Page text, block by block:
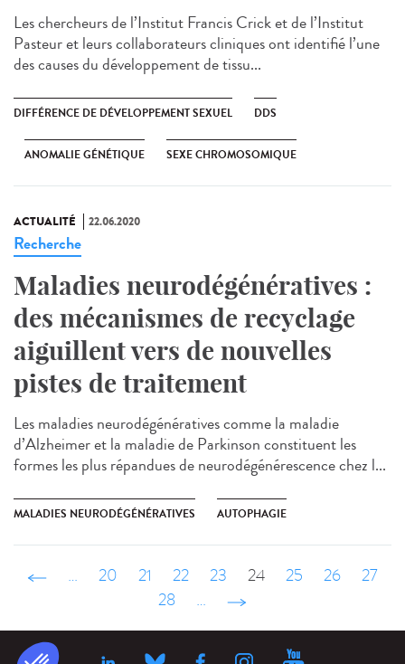
Les chercheurs de l’Institut Francis Crick et de l’Institut
Pasteur et leurs collaborateurs cliniques ont identifié l’une
des causes du développement de tissu...
DIFFÉRENCE DE DÉVELOPPEMENT SEXUEL DDS
ANOMALIE GÉNÉTIQUE SEXE CHROMOSOMIQUE
ACTUALITÉ 22.06.2020
Recherche
Maladies neurodégénératives :
des mécanismes de recyclage
aiguillent vers de nouvelles
pistes de traitement
Les maladies neurodégénératives comme la maladie
d’Alzheimer et la maladie de Parkinson constituent les
formes les plus répandues de neurodégénérescence chez l...
MALADIES NEURODÉGÉNÉRATIVES AUTOPHAGIE
‹ précédent
… 20 21 22 23 24 25 26
27
28
… suivant ›